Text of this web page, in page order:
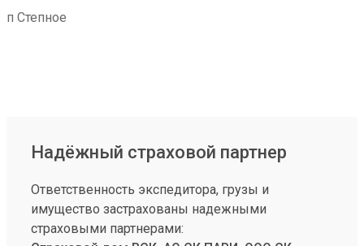
п Степное
Надёжный страховой партнер
Ответственность экспедитора, грузы и
имущество застрахованы надежными
страховыми партнерами: